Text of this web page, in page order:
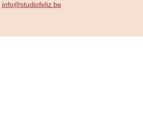
info@studiofeliz.be